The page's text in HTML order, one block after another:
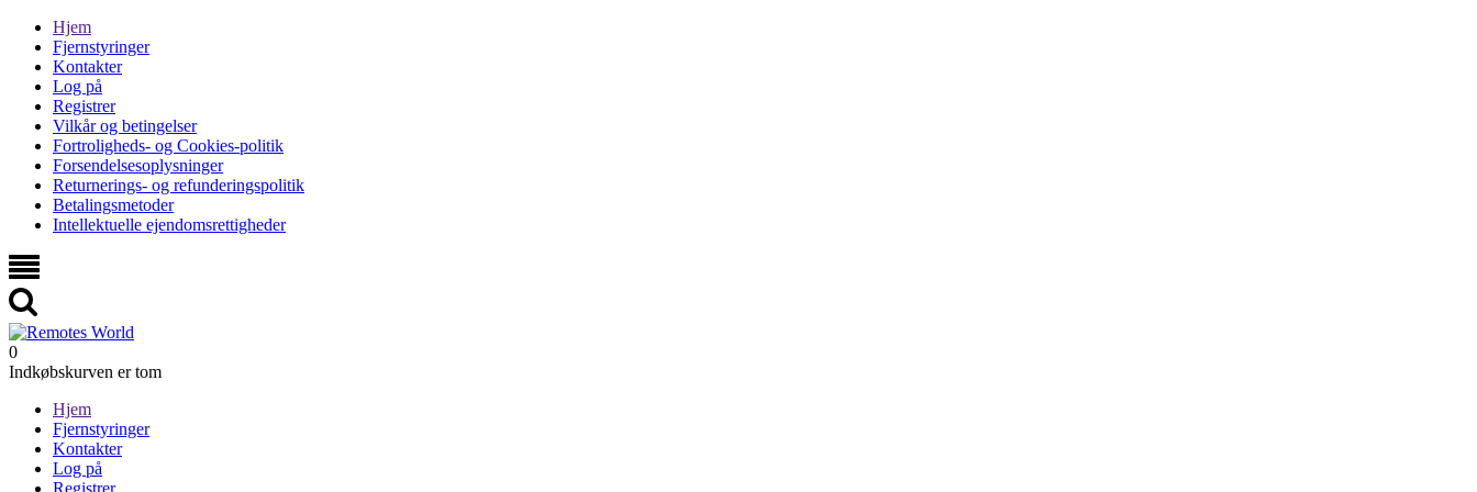
Hjem
Fjernstyringer
Kontakter
Log på
Registrer
Vilkår og betingelser
Fortroligheds- og Cookies-politik
Forsendelsesoplysninger
Returnerings- og refunderingspolitik
Betalingsmetoder
Intellektuelle ejendomsrettigheder
0
Indkøbskurven er tom
Hjem
Fjernstyringer
Kontakter
Log på
Registrer